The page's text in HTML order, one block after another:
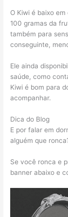
O Kiwi é baixo
100 gramas da
também para
conseguinte,
Ele ainda
saúde, como
Kiwi é bom para
acompanhar.
Dica do Blog
E por falar em
alguém que
Se você ronca e
banner abaixo e